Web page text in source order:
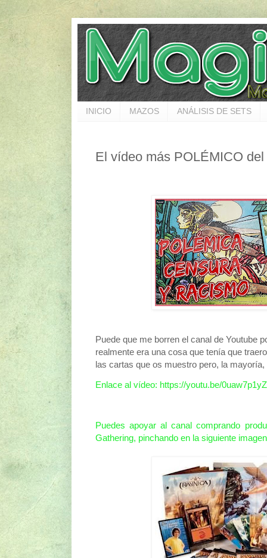
INICIO MAZOS ANÁLISIS DE SETS
El vídeo más POLÉMICO
Puede que me borren el canal de Youtube
realmente era una cosa que tenía que
las cartas que os muestro pero, la mayoría,
Enlace al vídeo: https://youtu.be/
Puedes apoyar al canal comprando
Gathering, pinchando en la siguiente